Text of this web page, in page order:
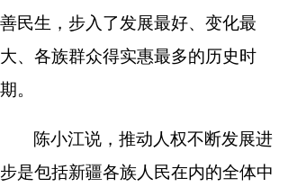
善民生，步入了发展最好、变化最
大、各族群众得实惠最多的历史时
期。
陈小江说，推动人权不断发展进
步是包括新疆各族人民在内的全体中